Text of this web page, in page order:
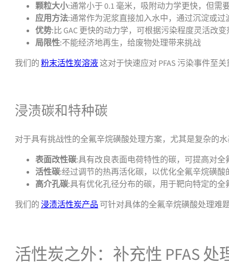
颗粒大小:通常小于 0.1 毫米，吸附动力学更快，但需
应用方法:通常作为泥浆直接加入水中，通过沉淀或过
优势:比 GAC 更快的动力学，可根据污染程度灵活改
局限性:不能经济地再生，给废物处理带来挑战
我们的粉末活性炭溶液这对于快速应对 PFAS 污染事件至
浸渍碳和特种碳
对于具有挑战性的全氟辛烷磺酸处理方案，尤其是复杂的
表面改性碳:具有改良表面电荷特性的碳，可提高对
活性碳:经过调节的热再活化碳，以优化全氟辛烷磺酸
高介孔碳:具有优化孔径分布的碳，用于靶向特定的全
我们的浸渍活性炭产品 可针对具体的全氟辛烷磺酸处理难
活性炭之外：补充性 PFAS 处